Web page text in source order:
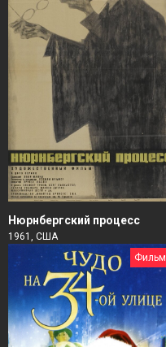
Нюрнбергский процесс
1961, США
Фильм